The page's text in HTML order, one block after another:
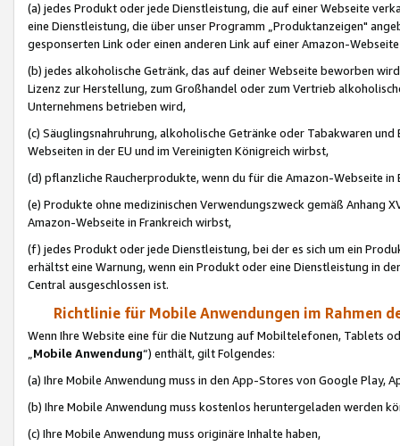
(a) jedes Produkt oder jede Dienstleistung, die auf einer Webseite
eine Dienstleistung, die über unser Programm „Produktanzeigen"
gesponserten Link oder einen anderen Link auf einer Amazon-
(b) jedes alkoholische Getränk, das auf deiner Webseite beworben
Lizenz zur Herstellung, zum Großhandel oder zum Vertrieb
Unternehmens betrieben wird,
(c) Säuglingsnahruhrung, alkoholische Getränke oder Tabakwaren
Webseiten in der EU und im Vereinigten Königreich wirbst,
(d) pflanzliche Raucherprodukte, wenn du für die Amazon-Webseite in
(e) Produkte ohne medizinischen Verwendungszweck gemäß Anhang
Amazon-Webseite in Frankreich wirbst,
(f) jedes Produkt oder jede Dienstleistung, bei der es sich um ein
erhältst eine Warnung, wenn ein Produkt oder eine Dienstleistung in
Central ausgeschlossen ist.
Richtlinie für Mobile Anwendungen im Rahmen
Wenn Ihre Website eine für die Nutzung auf Mobiltelefonen, Tablets
„Mobile Anwendung“) enthält, gilt Folgendes:
(a) Ihre Mobile Anwendung muss in den App-Stores von Google Play,
(b) Ihre Mobile Anwendung muss kostenlos heruntergeladen werden
(c) Ihre Mobile Anwendung muss originäre Inhalte haben,